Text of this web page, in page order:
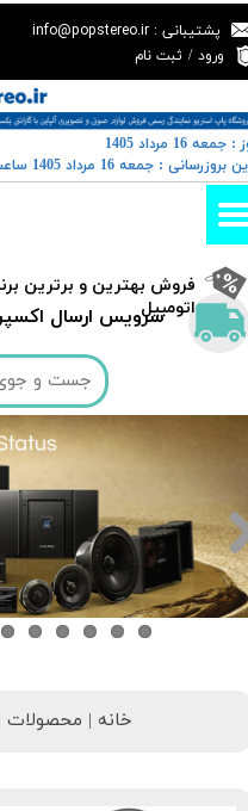
سرویس ارسال
پشتیبانی : info@popstereo.ir
ورود / ثبت نام
حساب کاربری من
تغییر گذر واژه
سفارشات
خروج از حساب کاربری
​فروش بهترین و برترین
اتومبیل​​​​​​​
16 مرداد 1405
: جمعه 16 مرداد 1405 ساعت 8:30 صبح
خانه |